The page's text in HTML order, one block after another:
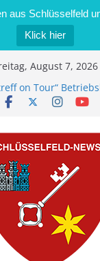
aus Schlüsselfeld
Klick hier
August 7, 2026
on Tour“
Zimmermann
in
bietet
an
im Wert von